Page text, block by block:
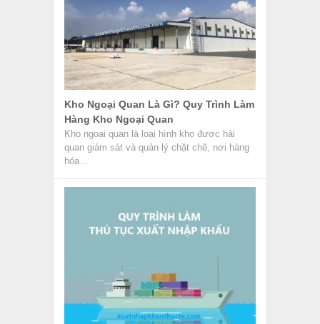
Kho Ngoại Quan Là Gì? Quy Trình Làm
Hàng Kho Ngoại Quan
Kho ngoại quan là loại hình kho được hải
quan giám sát và quản lý chặt chẽ, nơi hàng
hóa...